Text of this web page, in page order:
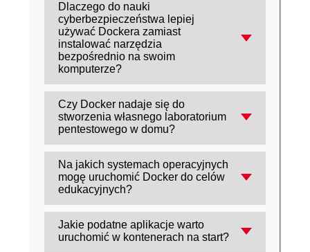
Dlaczego do nauki
cyberbezpieczeństwa lepiej
używać Dockera zamiast
instalować narzędzia
bezpośrednio na swoim
komputerze?
Docker zapewnia izolację w kontenerach,
dzięki czemu uruchamiane podatne
aplikacje i narzędzia nie ingerują w system,
konfiguracji.
Czy Docker nadaje się do
stworzenia własnego laboratorium
pentestowego w domu?
Tak. Kontenery pozwalają szybko postawić
środowisko do testów i nauki, a potem je
usunąć i odtworzyć od zera, co jest idealne
Na jakich systemach operacyjnych
mogę uruchomić Docker do celów
edukacyjnych?
Docker działa na Windowsie, Linuksie i
macOS, więc możesz zbudować
laboratorium niezależnie od tego, z jakiego
Jakie podatne aplikacje warto
uruchomić w kontenerach na start?